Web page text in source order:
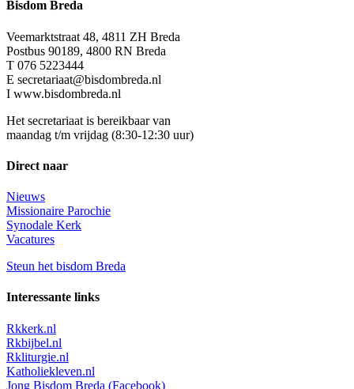
Bisdom Breda
Veemarktstraat 48, 4811 ZH Breda
Postbus 90189, 4800 RN Breda
T 076 5223444
E secretariaat@bisdombreda.nl
I www.bisdombreda.nl
Het secretariaat is bereikbaar van
maandag t/m vrijdag (8:30-12:30 uur)
Direct naar
Nieuws
Missionaire Parochie
Synodale Kerk
Vacatures
Steun het bisdom Breda
Interessante links
Rkkerk.nl
Rkbijbel.nl
Rkliturgie.nl
Katholiekleven.nl
Jong Bisdom Breda (Facebook)